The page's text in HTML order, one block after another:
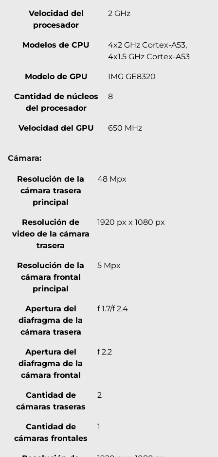
Velocidad del
procesador
2 GHz
Modelos de CPU
4x2 GHz Cortex-A53,
4x1.5 GHz Cortex-A53
Modelo de GPU IMG GE8320
Cantidad de núcleos
del procesador
8
Velocidad del GPU 650 MHz
Cámara:
Resolución de la
cámara trasera
principal
48 Mpx
Resolución de
video de la cámara
trasera
1920 px x 1080 px
Resolución de la
cámara frontal
principal
5 Mpx
Apertura del
diafragma de la
cámara trasera
f 1.7/f 2.4
Apertura del
diafragma de la
cámara frontal
f 2.2
Cantidad de
cámaras traseras
2
Cantidad de
cámaras frontales
1